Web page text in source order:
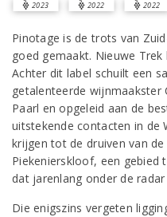
2023 2022 2022
Pinotage is de trots van
goed gemaakt. Nieuwe
Achter dit label schuilt een
getalenteerde wijnmaakster
Paarl en opgeleid aan de
uitstekende contacten in de
krijgen tot de druiven van
Piekenierskloof, een gebied
dat jarenlang onder de radar
Die enigszins vergeten